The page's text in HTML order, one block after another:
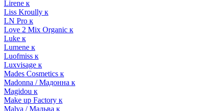
Lirene к
Liss Kroully к
LN Pro к
Love 2 Mix Organic к
Luke к
Lumene к
Luofmiss к
Luxvisage к
Mades Cosmetics к
Madonna / Мадонна к
Magidou к
Make up Factory к
Malva / Мальва к